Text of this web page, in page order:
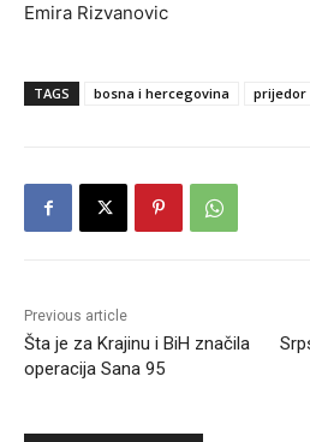
Emira Rizvanovic
TAGS bosna i hercegovina prijedor
Previous article
Šta je za Krajinu i BiH značila
operacija Sana 95